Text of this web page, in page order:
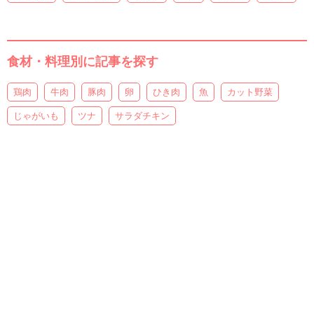
食材・料理別に記事を探す
鶏肉 牛肉 豚肉 卵 ひき肉 魚 カット野菜
じゃがいも ツナ サラダチキン